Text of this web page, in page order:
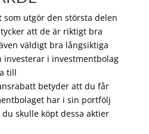
som utgör den största delen
att de är riktigt bra
väldigt bra långsiktiga
investerar i investmentbolag
till
betyder att du får
har i sin portfölj
skulle köpt dessa aktier